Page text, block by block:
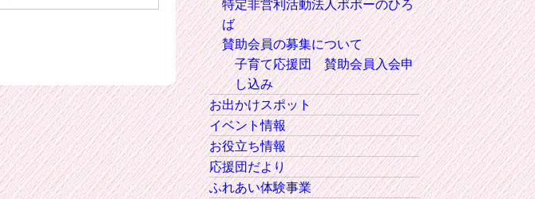
特定非営利活動法人ポポーのひろ
ば
賛助会員の募集について
子育て応援団 賛助会員入会申
し込み
お出かけスポット
イベント情報
お役立ち情報
応援団だより
ふれあい体験事業